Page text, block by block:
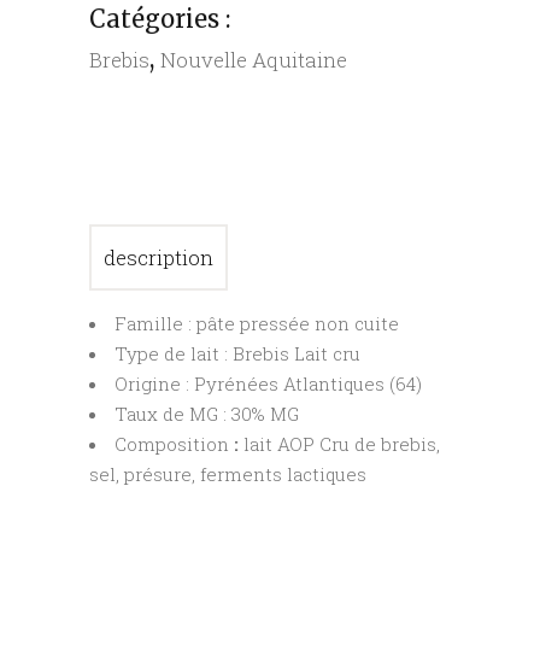
Catégories :
Brebis, Nouvelle Aquitaine
description
Famille : pâte pressée non cuite
Type de lait : Brebis Lait cru
Origine : Pyrénées Atlantiques (64)
Taux de MG : 30% MG
Composition : lait AOP Cru de brebis,
sel, présure, ferments lactiques